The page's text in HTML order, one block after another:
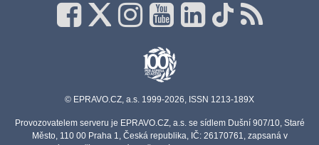
© EPRAVO.CZ, a.s. 1999-2026, ISSN 1213-189X
Provozovatelem serveru je EPRAVO.CZ, a.s. se sídlem Dušní 907/10, Staré
Město, 110 00 Praha 1, Česká republika, IČ: 26170761, zapsaná v